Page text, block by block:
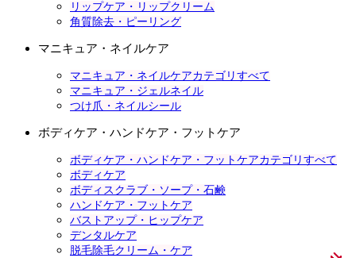
リップケア・リップクリーム
角質除去・ピーリング
マニキュア・ネイルケア
マニキュア・ネイルケアカテゴリすべて
マニキュア・ジェルネイル
つけ爪・ネイルシール
ボディケア・ハンドケア・フットケア
ボディケア・ハンドケア・フットケアカテゴリすべて
ボディケア
ボディスクラブ・ソープ・石鹸
ハンドケア・フットケア
バストアップ・ヒップケア
デンタルケア
脱毛除毛クリーム・ケア